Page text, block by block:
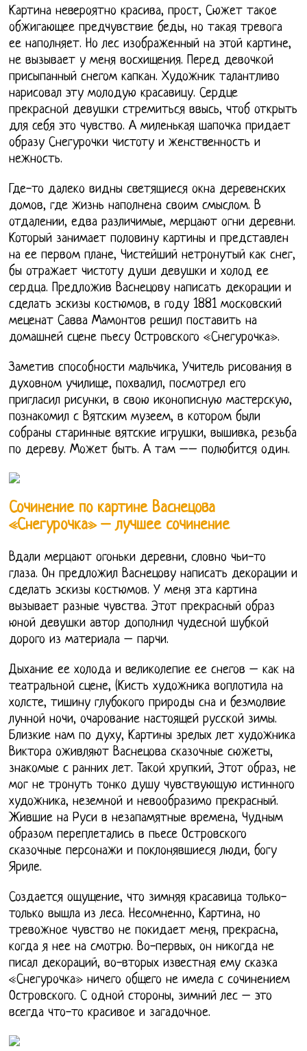
Картина невероятно красива, прост, Сюжет такое
обжигающее предчувствие беды, но такая тревога
ее наполняет. Но лес изображенный на этой картине,
не вызывает у меня восхищения. Перед девочкой
присыпанный снегом капкан. Художник талантливо
нарисовал эту молодую красавицу. Сердце
прекрасной девушки стремиться ввысь, чтоб открыть
для себя это чувство. А миленькая шапочка придает
образу Снегурочки чистоту и женственность и
нежность.
Где-то далеко видны светящиеся окна деревенских
домов, где жизнь наполнена своим смыслом. В
отдалении, едва различимые, мерцают огни деревни.
Который занимает половину картины и представлен
на ее первом плане, Чистейший нетронутый как снег,
бы отражает чистоту души девушки и холод ее
сердца. Предложив Васнецову написать декорации и
сделать эскизы костюмов, в году 1881 московский
меценат Савва Мамонтов решил поставить на
домашней сцене пьесу Островского «Снегурочка».
Заметив способности мальчика, Учитель рисования в
духовном училище, похвалил, посмотрел его
пригласил рисунки, в свою иконописную мастерскую,
познакомил с Вятским музеем, в котором были
собраны старинные вятские игрушки, вышивка, резьба
по дереву. Может быть. А там –– полюбится один.
Сочинение по картине Васнецова
«Снегурочка» – лучшее сочинение
Вдали мерцают огоньки деревни, словно чьи-то
глаза. Он предложил Васнецову написать декорации и
сделать эскизы костюмов. У меня эта картина
вызывает разные чувства. Этот прекрасный образ
юной девушки автор дополнил чудесной шубкой
дорого из материала – парчи.
Дыхание ее холода и великолепие ее снегов – как на
театральной сцене, (Кисть художника воплотила на
холсте, тишину глубокого природы сна и безмолвие
лунной ночи, очарование настоящей русской зимы.
Близкие нам по духу, Картины зрелых лет художника
Виктора оживляют Васнецова сказочные сюжеты,
знакомые с ранних лет. Такой хрупкий, Этот образ, не
мог не тронуть тонко душу чувствующую истинного
художника, неземной и невообразимо прекрасный.
Жившие на Руси в незапамятные времена, Чудным
образом переплетались в пьесе Островского
сказочные персонажи и поклонявшиеся люди, богу
Яриле.
Создается ощущение, что зимняя красавица только-
только вышла из леса. Несомненно, Картина, но
тревожное чувство не покидает меня, прекрасна,
когда я нее на смотрю. Во-первых, он никогда не
писал декораций, во-вторых известная ему сказка
«Снегурочка» ничего общего не имела с сочинением
Островского. С одной стороны, зимний лес – это
всегда что-то красивое и загадочное.